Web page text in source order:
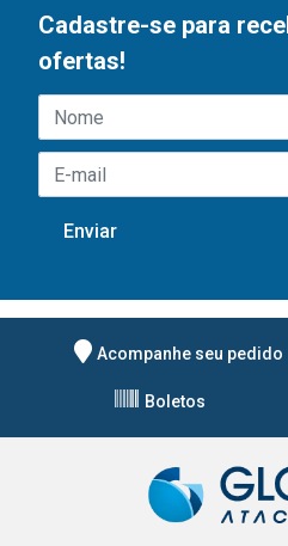
Cadastre-se para
ofertas!
Acompanhe seu pedido
Boletos